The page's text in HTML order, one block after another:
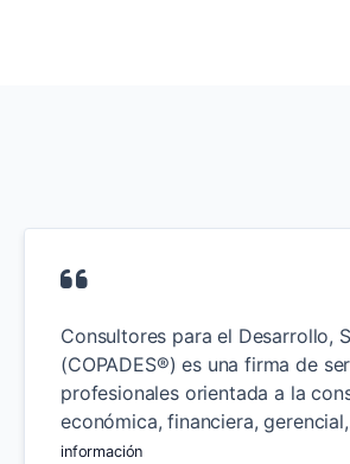
Consultores para el Desarrollo,
(COPADES®) es una firma de
profesionales orientada a la
económica, financiera,